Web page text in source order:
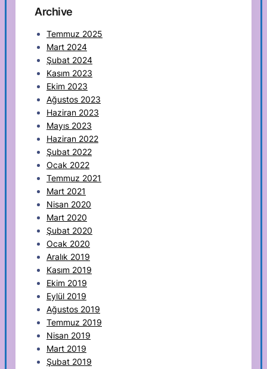
Archive
Temmuz 2025
Mart 2024
Şubat 2024
Kasım 2023
Ekim 2023
Ağustos 2023
Haziran 2023
Mayıs 2023
Haziran 2022
Şubat 2022
Ocak 2022
Temmuz 2021
Mart 2021
Nisan 2020
Mart 2020
Şubat 2020
Ocak 2020
Aralık 2019
Kasım 2019
Ekim 2019
Eylül 2019
Ağustos 2019
Temmuz 2019
Nisan 2019
Mart 2019
Şubat 2019